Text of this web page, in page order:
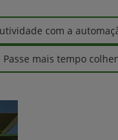
com a
Passe mais tempo